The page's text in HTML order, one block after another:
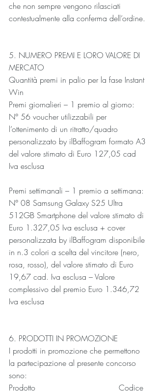
che non sempre vengono rilasciati
contestualmente alla conferma dell’ordine.
5. NUMERO PREMI E LORO VALORE DI
MERCATO
Quantità premi in palio per la fase Instant
Win
Premi giornalieri – 1 premio al giorno:
N° 56 voucher utilizzabili per
l’ottenimento di un ritratto/quadro
personalizzato by ilBaffogram formato A3
del valore stimato di Euro 127,05 cad
Iva esclusa
Premi settimanali – 1 premio a settimana:
N° 08 Samsung Galaxy S25 Ultra
512GB Smartphone del valore stimato di
Euro 1.327,05 Iva esclusa + cover
personalizzata by ilBaffogram disponibile
in n.3 colori a scelta del vincitore (nero,
rosa, rosso), del valore stimato di Euro
19,67 cad. Iva esclusa – Valore
complessivo del premio Euro 1.346,72
Iva esclusa
6. PRODOTTI IN PROMOZIONE
I prodotti in promozione che permettono
la partecipazione al presente concorso
sono:
Prodotto                                  Codice